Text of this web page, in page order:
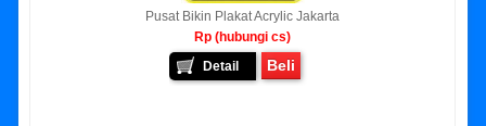
Pusat Bikin Plakat Acrylic Jakarta
Rp (hubungi cs)
Detail
Beli